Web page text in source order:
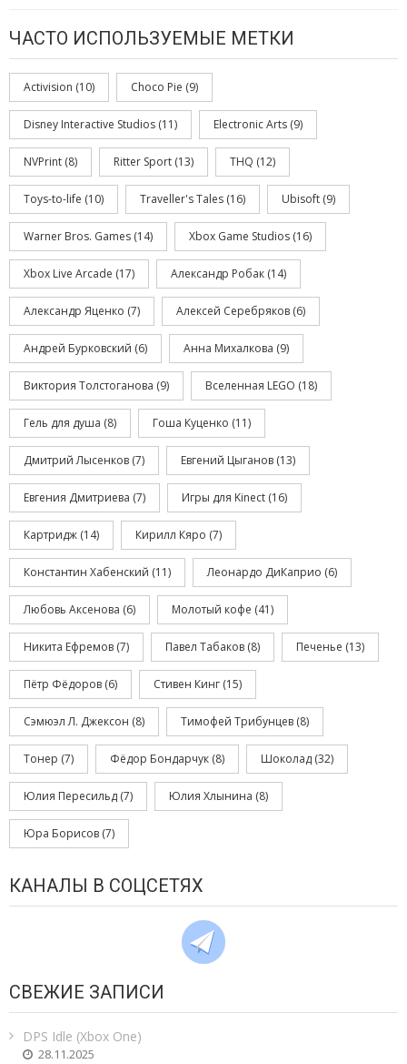
ЧАСТО ИСПОЛЬЗУЕМЫЕ МЕТКИ
Activision (10) Choco Pie (9)
Disney Interactive Studios (11) Electronic Arts (9)
NVPrint (8) Ritter Sport (13) THQ (12)
Toys-to-life (10) Traveller's Tales (16) Ubisoft (9)
Warner Bros. Games (14) Xbox Game Studios (16)
Xbox Live Arcade (17) Александр Робак (14)
Александр Яценко (7) Алексей Серебряков (6)
Андрей Бурковский (6) Анна Михалкова (9)
Виктория Толстоганова (9) Вселенная LEGO (18)
Гель для душа (8) Гоша Куценко (11)
Дмитрий Лысенков (7) Евгений Цыганов (13)
Евгения Дмитриева (7) Игры для Kinect (16)
Картридж (14) Кирилл Кяро (7)
Константин Хабенский (11) Леонардо ДиКаприо (6)
Любовь Аксенова (6) Молотый кофе (41)
Никита Ефремов (7) Павел Табаков (8) Печенье (13)
Пётр Фёдоров (6) Стивен Кинг (15)
Сэмюэл Л. Джексон (8) Тимофей Трибунцев (8)
Тонер (7) Фёдор Бондарчук (8) Шоколад (32)
Юлия Пересильд (7) Юлия Хлынина (8)
Юра Борисов (7)
КАНАЛЫ В СОЦСЕТЯХ
СВЕЖИЕ ЗАПИСИ
DPS Idle (Xbox One)
28.11.2025